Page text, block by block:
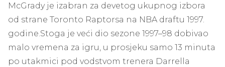
McGrady je izabran za devetog ukupnog izbora
od strane Toronto Raptorsa na NBA draftu 1997.
godine.Stoga je veći dio sezone 1997–98 dobivao
malo vremena za igru, u prosjeku samo 13 minuta
po utakmici pod vodstvom trenera Darrella